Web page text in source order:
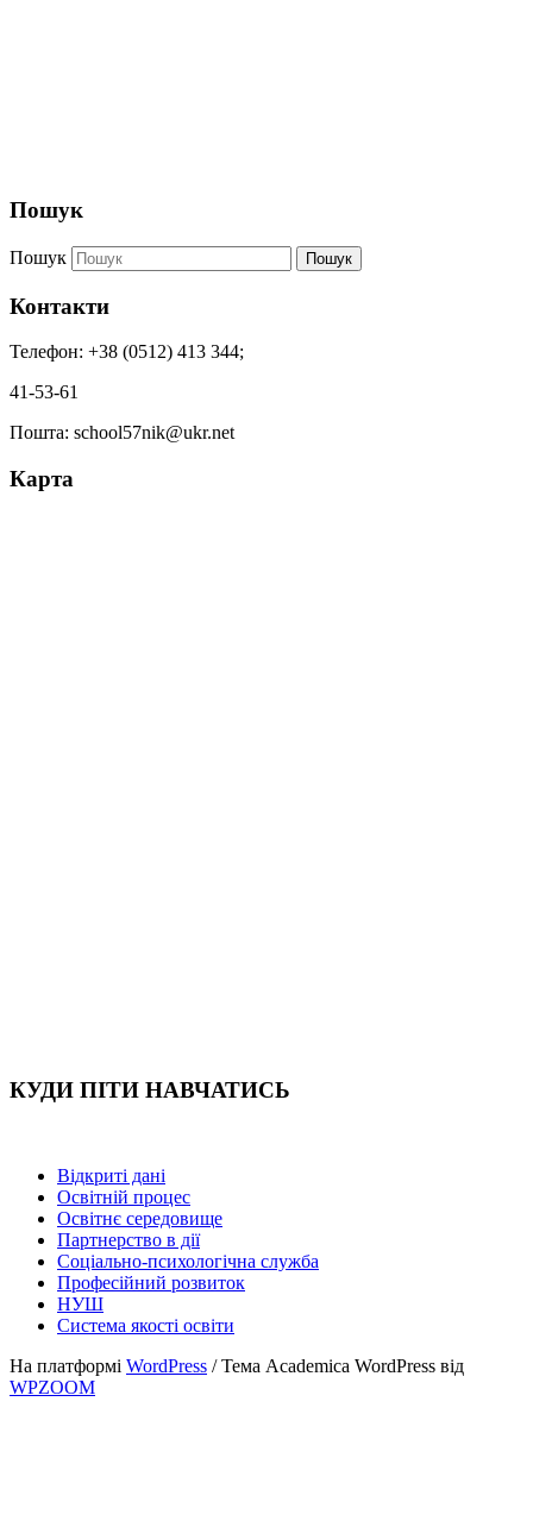
Пошук
Пошук Пошук
Контакти
Телефон: +38 (0512) 413 344;
41-53-61
Пошта: school57nik@ukr.net
Карта
КУДИ ПІТИ НАВЧАТИСЬ
Відкриті дані
Освітній процес
Освітнє середовище
Партнерство в дії
Соціально-психологічна служба
Професійний розвиток
НУШ
Система якості освіти
На платформі WordPress / Тема Academica WordPress від
WPZOOM